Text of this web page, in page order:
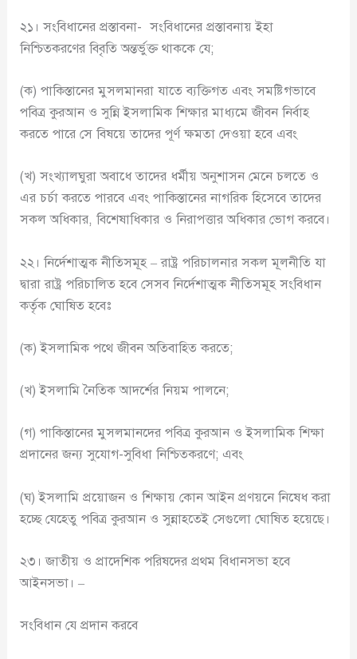
২১। সংবিধানের প্রস্তাবনা- সংবিধানের প্রস্তাবনায় ইহা
নিশ্চিতকরণের বিবৃতি অন্তর্ভুক্ত থাককে যে;
(ক) পাকিস্তানের মুসলমানরা যাতে ব্যক্তিগত এবং সমষ্টিগভাবে
পবিত্র কুরআন ও সুন্নি ইসলামিক শিক্ষার মাধ্যমে জীবন নির্বাহ
করতে পারে সে বিষয়ে তাদের পূর্ণ ক্ষমতা দেওয়া হবে এবং
(খ) সংখ্যালঘুরা অবাধে তাদের ধর্মীয় অনুশাসন মেনে চলতে ও
এর চর্চা করতে পারবে এবং পাকিস্তানের নাগরিক হিসেবে তাদের
সকল অধিকার, বিশেষাধিকার ও নিরাপত্তার অধিকার ভোগ করবে।
২২। নির্দেশাত্মক নীতিসমূহ – রাষ্ট্র পরিচালনার সকল মূলনীতি যা
দ্বারা রাষ্ট্র পরিচালিত হবে সেসব নির্দেশাত্মক নীতিসমূহ সংবিধান
কর্তৃক ঘোষিত হবেঃ
(ক) ইসলামিক পথে জীবন অতিবাহিত করতে;
(খ) ইসলামি নৈতিক আদর্শের নিয়ম পালনে;
(গ) পাকিস্তানের মুসলমানদের পবিত্র কুরআন ও ইসলামিক শিক্ষা
প্রদানের জন্য সুযোগ-সুবিধা নিশ্চিতকরণে; এবং
(ঘ) ইসলামি প্রয়োজন ও শিক্ষায় কোন আইন প্রণয়নে নিষেধ করা
হচ্ছে যেহেতু পবিত্র কুরআন ও সুন্নাহতেই সেগুলো ঘোষিত হয়েছে।
২৩। জাতীয় ও প্রাদেশিক পরিষদের প্রথম বিধানসভা হবে
আইনসভা। –
সংবিধান যে প্রদান করবে